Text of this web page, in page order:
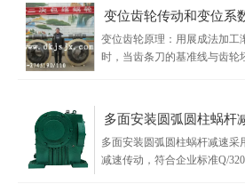
限偏差分成三个组：1传递运动
性；2运动的平稳性；3载荷分
性。根据使用要求的不同，允
选用不同的精度等级。但在同
变位齿轮传动和变位系
变位齿轮原理：用展成法加工
时，当齿条刀的基准线与齿轮
时，则加工出来的齿条为变位
的基础线和轮坯的分度圆之间
变位量。
多面安装圆弧圆柱蜗杆
多面安装圆弧圆柱蜗杆减速采
减速传动，符合企业标准Q/